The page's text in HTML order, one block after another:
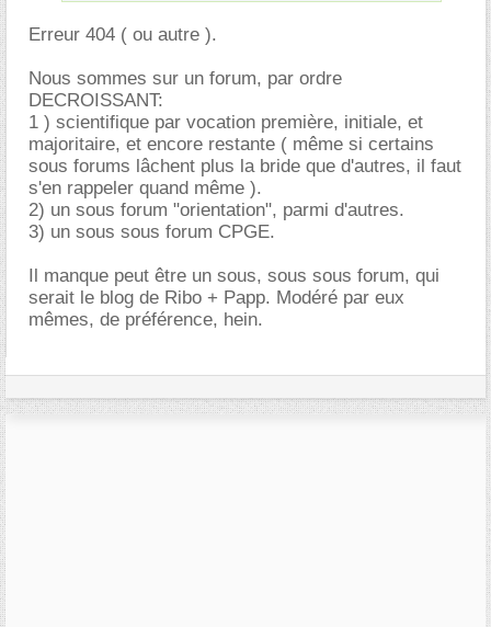
Erreur 404 ( ou autre ).
Nous sommes sur un forum, par ordre
DECROISSANT:
1 ) scientifique par vocation première, initiale, et
majoritaire, et encore restante ( même si certains
sous forums lâchent plus la bride que d'autres, il faut
s'en rappeler quand même ).
2) un sous forum "orientation", parmi d'autres.
3) un sous sous forum CPGE.
Il manque peut être un sous, sous sous forum, qui
serait le blog de Ribo + Papp. Modéré par eux
mêmes, de préférence, hein.